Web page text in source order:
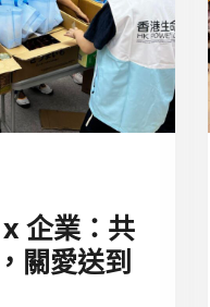
企業：共
關愛送到